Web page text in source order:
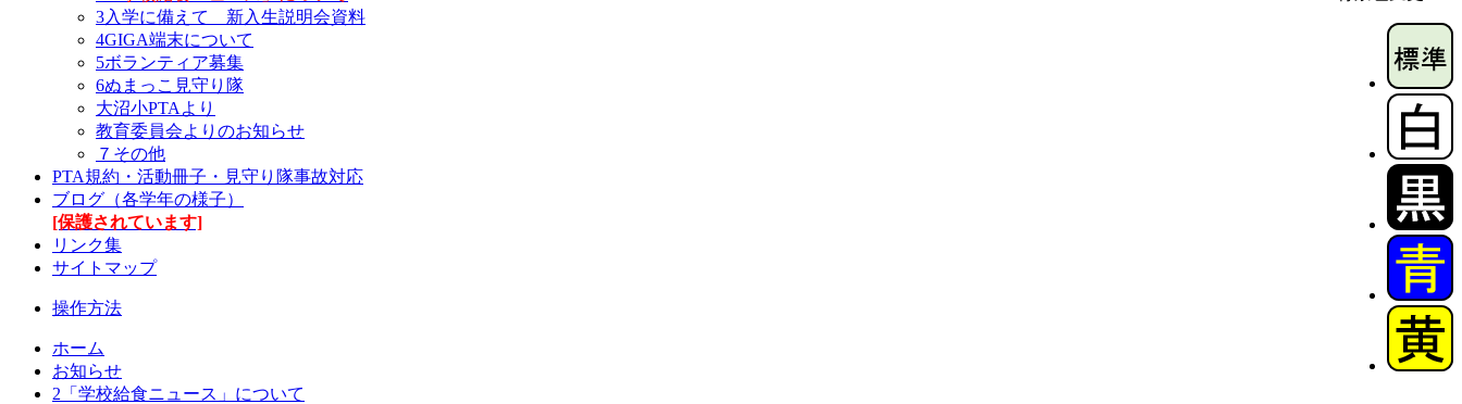
3入学に備えて 新入生説明会資料
4GIGA端末について
5ボランティア募集
6ぬまっこ見守り隊
大沼小PTAより
教育委員会よりのお知らせ
７その他
PTA規約・活動冊子・見守り隊事故対応
ブログ（各学年の様子）
[保護されています]
リンク集
サイトマップ
操作方法
ホーム
お知らせ
2「学校給食ニュース」について